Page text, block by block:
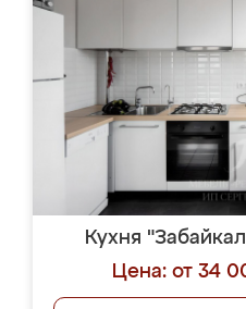
Кухня
Цена: от 34